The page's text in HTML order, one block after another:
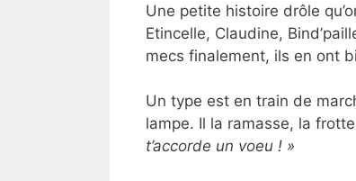
Une petite histoire drôle
Etincelle, Claudine,
mecs finalement, ils en ont
Un type est en train de
lampe. Il la ramasse, la
t’accorde un voeu ! »